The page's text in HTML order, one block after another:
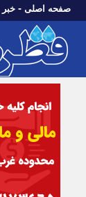
صفحه اصلی - خبر